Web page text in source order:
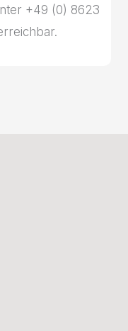
+49 (0) 8623